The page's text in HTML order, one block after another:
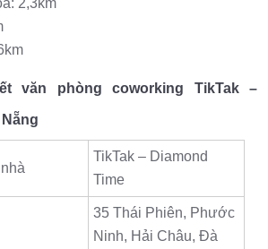
văn phòng coworking TikTak –
TikTak – Diamond
Time
35 Thái Phiên, Phước
Ninh, Hải Châu, Đà